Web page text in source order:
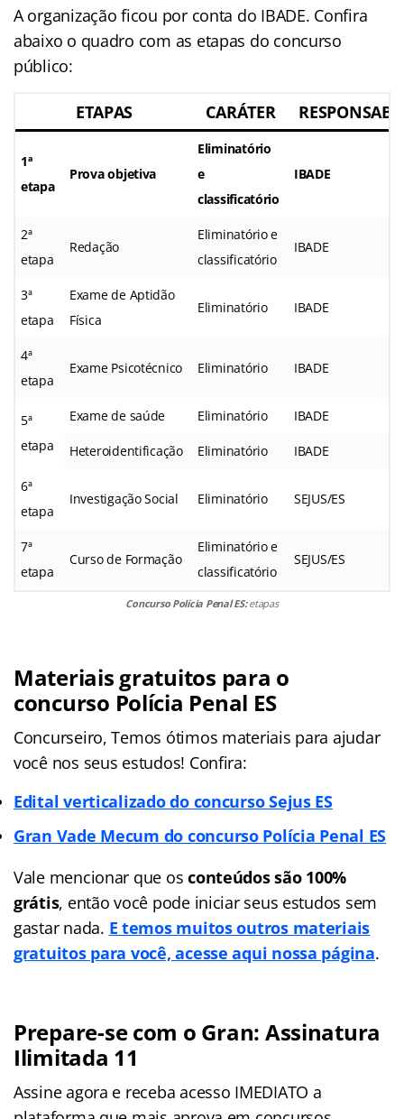
A organização ficou por conta do IBADE. Confira
abaixo o quadro com as etapas do concurso
público:
ETAPAS CARÁTER
1ª
etapa
Prova objetiva
Eliminatório
e
classificatório
IBADE
2ª
etapa
Redação
Eliminatório e
classificatório
IBADE
3ª
etapa
Exame de Aptidão
Física
Eliminatório IBADE
4ª
etapa
Exame Psicotécnico Eliminatório IBADE
5ª
etapa
Exame de saúde Eliminatório IBADE
Heteroidentificação Eliminatório IBADE
6ª
etapa
Investigação Social Eliminatório SEJUS/ES
7ª
etapa
Curso de Formação
Eliminatório e
classificatório
SEJUS/ES
Concurso Polícia Penal ES:etapas
Materiais gratuitos para o
concurso Polícia Penal ES
Concurseiro, Temos ótimos materiais para ajudar
você nos seus estudos! Confira:
Edital verticalizado do concurso Sejus ES
Gran Vade Mecum do concurso Polícia Penal ES
Vale mencionar que osconteúdos são 100%
grátis, então você pode iniciar seus estudos sem
gastar nada. E temos muitos outros materiais
gratuitos para você, acesse aqui nossa página.
Prepare-se com o Gran: Assinatura
Ilimitada 11
Assine agora e receba acesso IMEDIATO a